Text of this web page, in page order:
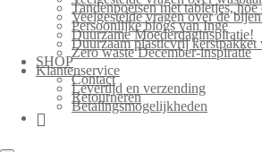
Tandenpoetsen met tabletjes,
Veelgestelde vragen over de
Persoonlijke blogs van Inge
Duurzame Moederdaginspiratie!
Duurzaam plasticvrij kerstpakket
Zero waste December-inspiratie
SHOP
Klantenservice
Contact
Levertijd en verzending
Retourneren
Betalingsmogelijkheden